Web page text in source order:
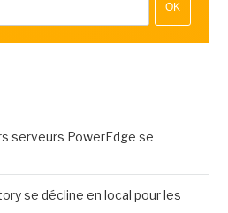
OK
serveurs PowerEdge se
se décline en local pour les